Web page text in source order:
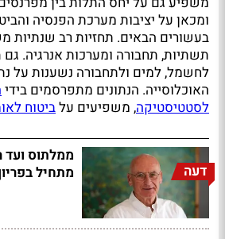
ומכאן על יציבות מערכת הפנסיה
בעשורים הבאים. תחזיות רב שנתיות
תשתיות, תחבורה ומערכות אנרגיה. גם
לחשמל, למים ולתחבורה נשענות על
האוכלוסייה. הנתונים מתפרסמים בידי
לסטטיסטיקה, משפיעים עלביטוח
דעה
ממלתוס ועד
מתחיל